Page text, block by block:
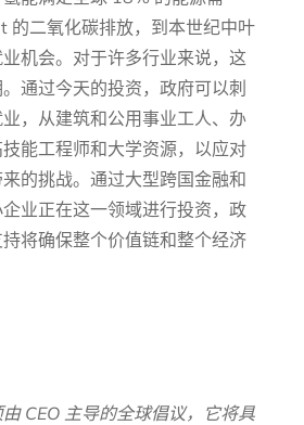
的二氧化碳排放，到本世纪中叶
机会。对于许多行业来说，这
通过今天的投资，政府可以刺
，从建筑和公用事业工人、办
能工程师和大学资源，以应对
的挑战。通过大型跨国金融和
业正在这一领域进行投资，政
将确保整个价值链和整个经济
CEO 主导的全球倡议，它将具